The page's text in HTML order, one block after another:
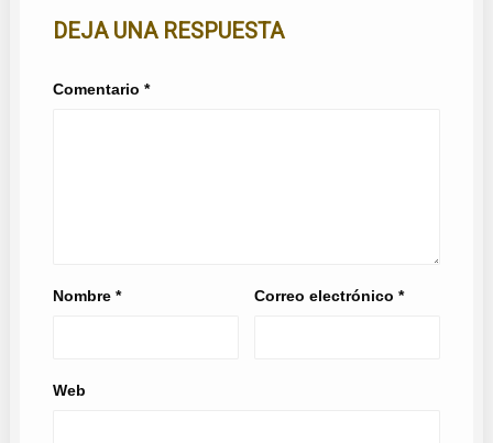
DEJA UNA RESPUESTA
Comentario *
Nombre * Correo electrónico*
Web